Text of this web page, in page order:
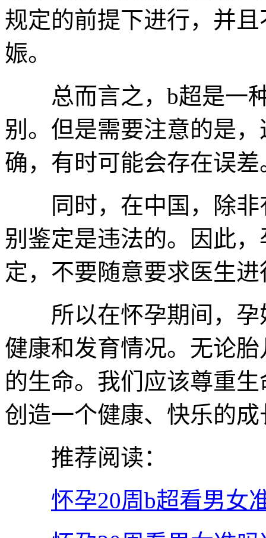
规定的前提下进行，并
娠。
总而言之，b超是一种
别。但是需要注意的是
确，有时可能会存在误差
同时，在中国，除非
别鉴定是违法的。因此
定，不要随意要求医生
所以在怀孕期间，孕
健康和发育情况。无论
的生命。我们应该尊重
创造一个健康、快乐的
推荐阅读：
怀孕20周b超看男女